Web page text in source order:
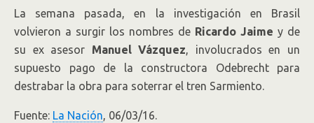
La semana pasada, en la investigación en Brasil
volvieron a surgir los nombres de Ricardo Jaime y de
su ex asesor Manuel Vázquez, involucrados en un
supuesto pago de la constructora Odebrecht para
destrabar la obra para soterrar el tren Sarmiento.
Fuente: La Nación, 06/03/16.